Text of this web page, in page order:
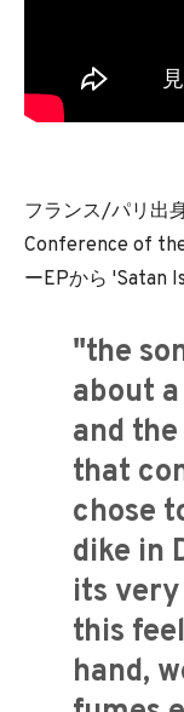
フランス/パリ出
Conference of
ーEPから 'Satan
"the
about
and
that
chose
dike in
its
this
hand,